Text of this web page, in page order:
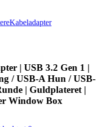
Kabeladapter
| USB 3.2 Gen 1 |
/ USB-A Hun / USB-
| Guldplateret |
Window Box